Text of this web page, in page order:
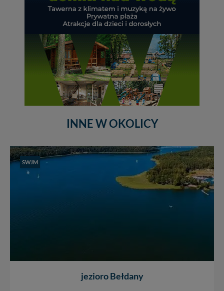
INNE W OKOLICY
SWJM
jezioro Bełdany